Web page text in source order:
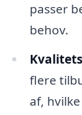
passer
behov.
flere
af,